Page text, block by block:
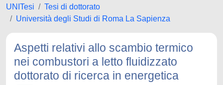
UNITesi
Tesi di dottorato
Università degli Studi di Roma La Sapienza
Aspetti relativi allo scambio termico
nei combustori a letto fluidizzato
dottorato di ricerca in energetica